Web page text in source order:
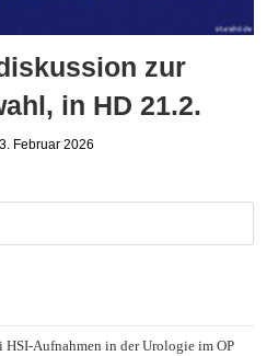
zur
in HD 21.2.
Februar 2026
Aufnahmen in der Urologie im OP